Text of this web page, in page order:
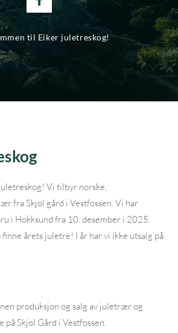
til Eiker juletreskog!
Vi tilbyr norske,
fra Skjøl gård i Vestfossen. Vi har
i Hokksund fra 10. desember i 2025.
finne årets juletre! I år har vi ikke utsalg på
produksjon og salg av juletrær og
Skjøl Gård i Vestfossen.